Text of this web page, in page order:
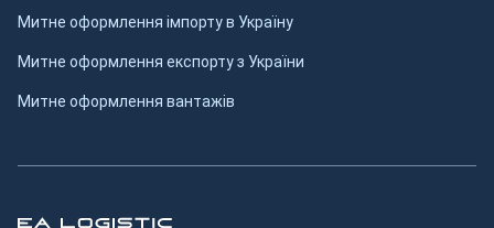
Митне оформлення імпорту в Україну
Митне оформлення експорту з України
Митне оформлення вантажів